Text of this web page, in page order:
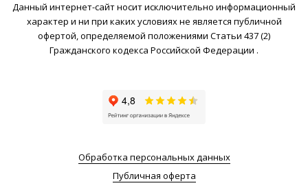
Данный интернет-сайт носит исключительно информационный
характер и ни при каких условиях не является публичной
офертой, определяемой положениями Статьи 437 (2)
Гражданского кодекса Российской Федерации .
Обработка персональных данных
Публичная оферта